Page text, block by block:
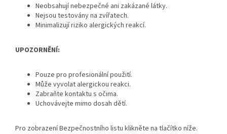
Neobsahují nebezpečné ani zakázané látky.
Nejsou testovány na zvířatech.
Minimalizují riziko alergických reakcí.
UPOZORNĚNÍ:
Pouze pro profesionální použití.
Může vyvolat alergickou reakci.
Zabraňte kontaktu s očima.
Uchovávejte mimo dosah dětí.
Pro zobrazení Bezpečnostního listu klikněte na tlačítko níže.